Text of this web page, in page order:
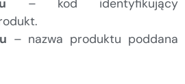
– kod identyfikujący
– nazwa produktu poddana